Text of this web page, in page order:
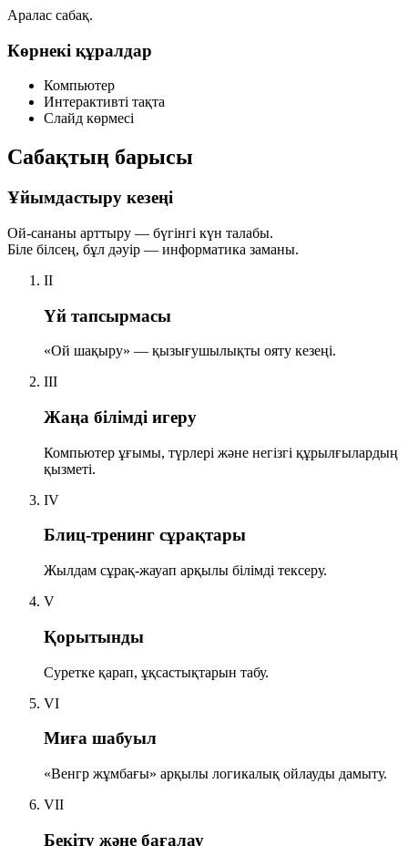
Аралас сабақ.
Көрнекі құралдар
Компьютер
Интерактивті тақта
Слайд көрмесі
Сабақтың барысы
Ұйымдастыру кезеңі
Ой-сананы арттыру — бүгінгі күн талабы.
Біле білсең, бұл дәуір — информатика заманы.
II
Үй тапсырмасы
«Ой шақыру» — қызығушылықты ояту кезеңі.
III
Жаңа білімді игеру
Компьютер ұғымы, түрлері және негізгі құрылғылардың
қызметі.
IV
Блиц-тренинг сұрақтары
Жылдам сұрақ-жауап арқылы білімді тексеру.
V
Қорытынды
Суретке қарап, ұқсастықтарын табу.
VI
Миға шабуыл
«Венгр жұмбағы» арқылы логикалық ойлауды дамыту.
VII
Бекіту және бағалау